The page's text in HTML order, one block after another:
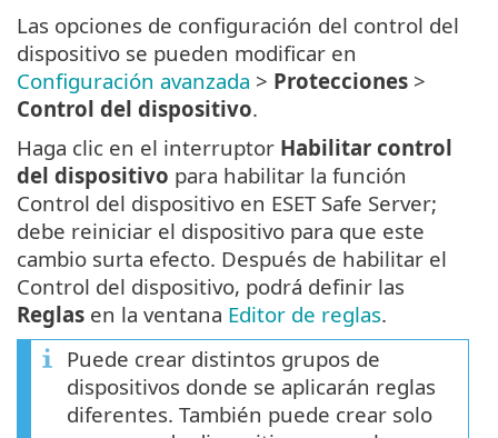
Las opciones de configuración del control del
dispositivo se pueden modificar en
Configuración avanzada > Protecciones >
Control del dispositivo.
Haga clic en el interruptor Habilitar control
del dispositivo para habilitar la función
Control del dispositivo en ESET Safe Server;
debe reiniciar el dispositivo para que este
cambio surta efecto. Después de habilitar el
Control del dispositivo, podrá definir las
Reglas en la ventana Editor de reglas.
Puede crear distintos grupos de
dispositivos donde se aplicarán reglas
diferentes. También puede crear solo